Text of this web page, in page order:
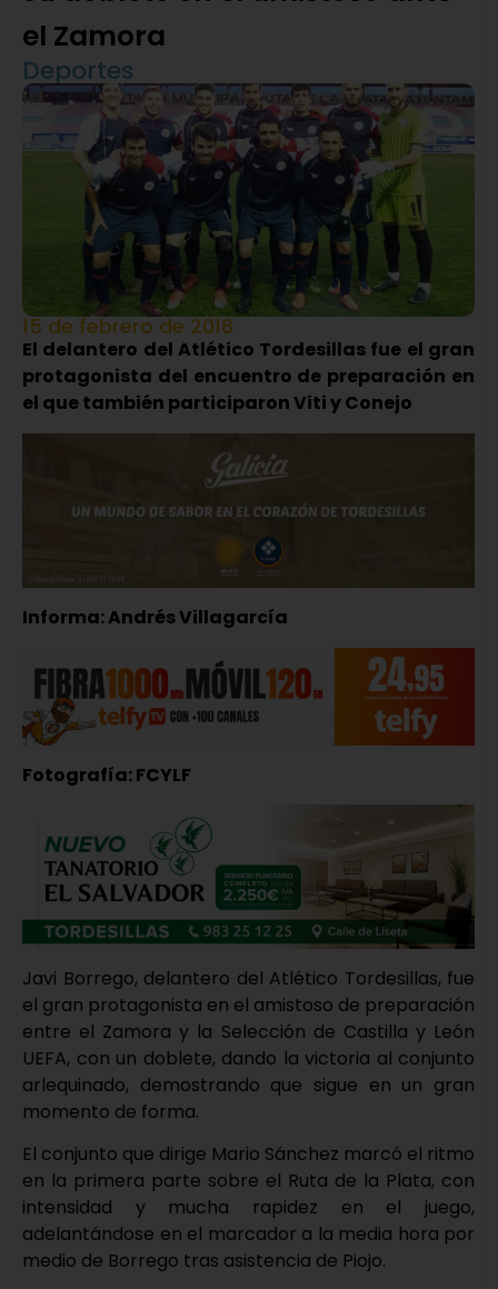
el Zamora
Deportes
15 de febrero de 2018
El delantero del Atlético Tordesillas fue el gran
protagonista del encuentro de preparación en
el que también participaron Viti y Conejo
Informa: Andrés Villagarcía
Fotografía: FCYLF
Javi Borrego, delantero del Atlético Tordesillas, fue
el gran protagonista en el amistoso de preparación
entre el Zamora y la Selección de Castilla y León
UEFA, con un doblete, dando la victoria al conjunto
arlequinado, demostrando que sigue en un gran
momento de forma.
El conjunto que dirige Mario Sánchez marcó el ritmo
en la primera parte sobre el Ruta de la Plata, con
intensidad y mucha rapidez en el juego,
adelantándose en el marcador a la media hora por
medio de Borrego tras asistencia de Piojo.